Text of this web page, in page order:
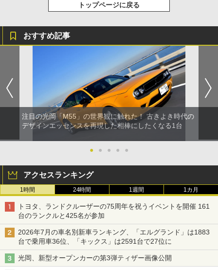
トップページに戻る
おすすめ記事
注目の光岡「M55」の世界観に触れた！ 古きよき時代の
デザインエッセンスを再現した相棒にしたくなる1台
● ● ● ● ●
アクセスランキング
1時間 24時間 1週間 1カ月
トヨタ、ランドクルーザーの75周年を祝うイベントを開催 161
台のランクルと425名が参加
2026年7月の車名別新車ランキング、「エルグランド」は1883
台で乗用車36位、「キックス」は2591台で27位に
光岡、新型オープンカーの第3弾ティザー画像公開